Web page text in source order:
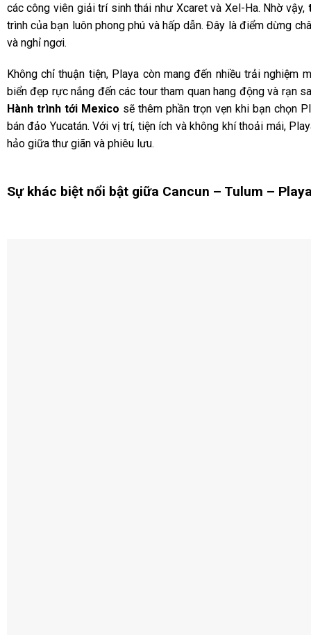
các công viên giải trí sinh thái như Xcaret và Xel-Ha. Nhờ vậy,
trình của bạn luôn phong phú và hấp dẫn. Đây là điểm dừng
và nghỉ ngơi.
Không chỉ thuận tiện, Playa còn mang đến nhiều trải nghiệm
biển đẹp rực nắng đến các tour tham quan hang động và rạn
Hành trình tới Mexico sẽ thêm phần trọn vẹn khi bạn chọn
bán đảo Yucatán. Với vị trí, tiện ích và không khí thoải mái,
hảo giữa thư giãn và phiêu lưu.
Sự khác biệt nổi bật giữa Cancun – Tulum –